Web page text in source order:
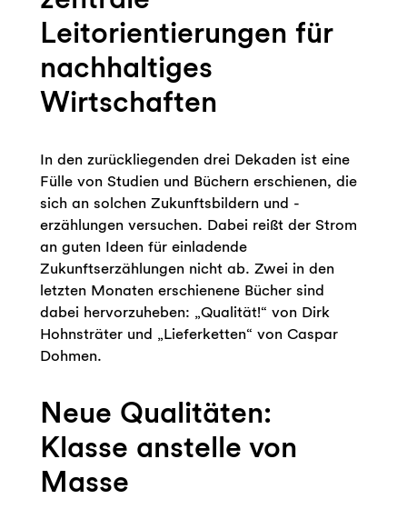
Leitorientierungen für
nachhaltiges
Wirtschaften
In den zurückliegenden drei Dekaden ist eine
Fülle von Studien und Büchern erschienen, die
sich an solchen Zukunftsbildern und -
erzählungen versuchen. Dabei reißt der Strom
an guten Ideen für einladende
Zukunftserzählungen nicht ab. Zwei in den
letzten Monaten erschienene Bücher sind
dabei hervorzuheben: „Qualität!“ von Dirk
Hohnsträter und „Lieferketten“ von Caspar
Dohmen.
Neue Qualitäten:
Klasse anstelle von
Masse